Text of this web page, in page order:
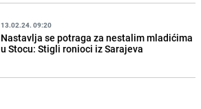
13.02.24. 09:20
Nastavlja se potraga za nestalim mladićima
u Stocu: Stigli ronioci iz Sarajeva